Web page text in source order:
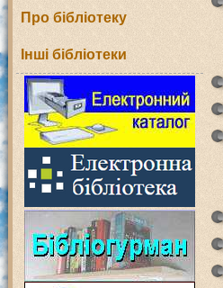
Про бібліотеку
Інші бібліотеки